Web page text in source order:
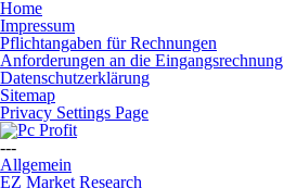
Home
Impressum
Pflichtangaben für Rechnungen
Anforderungen an die Eingangsrechnung
Datenschutzerklärung
Sitemap
Privacy Settings Page
---
Allgemein
EZ Market Research